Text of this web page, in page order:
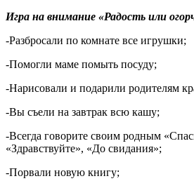
Игра на внимание «Радость или
-Разбросали по комнате все игрушки;
-Помогли маме помыть посуду;
-Нарисовали и подарили родителям
-Вы съели на завтрак всю кашу;
-Всегда говорите своим родным
«Здравствуйте», «До свидания»;
-Порвали новую книгу;